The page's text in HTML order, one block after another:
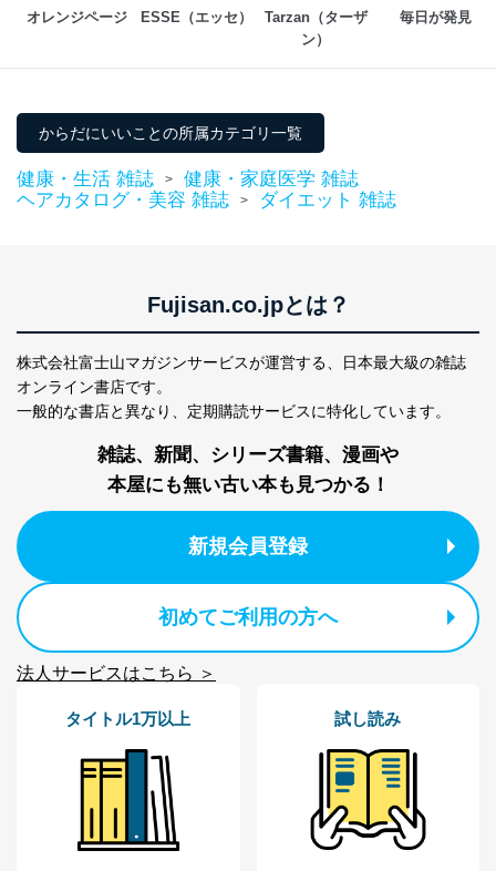
オレンジページ ESSE（エッセ）
Tarzan（ターザ
ン）
毎日が発見
からだにいいことの所属カテゴリ一覧
健康・生活 雑誌 >
健康・家庭医学 雑誌
ヘアカタログ・美容 雑誌
> ダイエット 雑誌
Fujisan.co.jpとは？
株式会社富士山マガジンサービスが運営する、
日本最大級の雑誌
オンライン書店です。
一般的な書店と異なり、 定期購読サービスに特化しています。
雑誌、新聞、シリーズ書籍、漫画や
本屋にも無い古い本も見つかる！
新規会員登録
初めてご利用の方へ
法人サービスはこちら ＞
タイトル1万以上 試し読み